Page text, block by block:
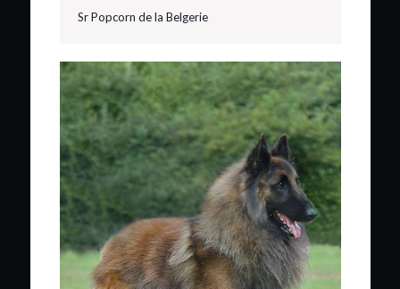
Sr Popcorn de la Belgerie